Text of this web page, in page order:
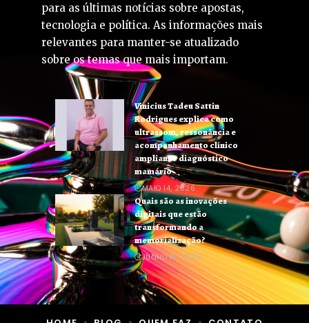
para as últimas notícias sobre apostas,
tecnologia e política. As informações mais
relevantes para manter-se atualizado
sobre os temas que mais importam.
Vinicius Tadeu Sattin
Rodrigues explica como
ultrassom, ressonância e
acompanhamento clínico
ampliam o diagnóstico
mamário
MAIO 14, 2026
Quais são as inovações
digitais que estão
transformando a
memorialização?
JUNHO 16, 2026